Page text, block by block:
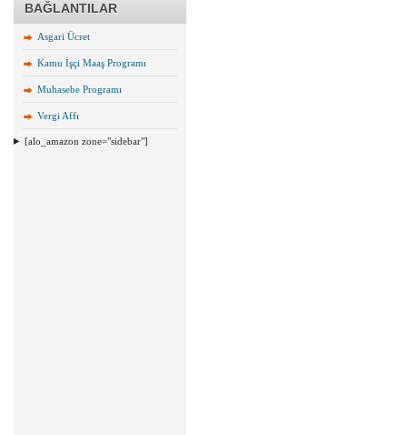
BAĞLANTILAR
Asgari Ücret
Kamu İşçi Maaş Programı
Muhasebe Programı
Vergi Affı
[alo_amazon zone="sidebar"]